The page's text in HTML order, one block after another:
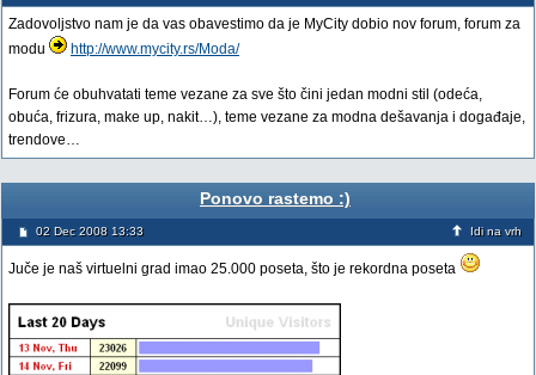
Zadovoljstvo nam je da vas obavestimo da je MyCity dobio nov forum, forum za
modu
http://www.mycity.rs/Moda/
Forum će obuhvatati teme vezane za sve što čini jedan modni stil (odeća,
obuća, frizura, make up, nakit…), teme vezane za modna dešavanja i događaje,
trendove…
Ponovo rastemo :)
02 Dec 2008 13:33 Idi na vrh
Juče je naš virtuelni grad imao 25.000 poseta, što je rekordna poseta